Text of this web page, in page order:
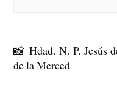
📸 Hdad. N. P. Jesús
de la Merced